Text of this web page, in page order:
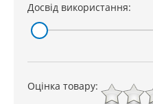
Досвід використання:
Оцінка товару: